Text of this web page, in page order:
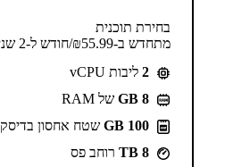
בחירת תוכנית
מתחדש ב-⁦55.99⁩₪/חודש ל-2 שנים. בטלו בכל עת.
2 ליבות vCPU
GB 8 של RAM
100 GB
שטח אחסון בדיסק NVMe
8 TB
רוחב פס